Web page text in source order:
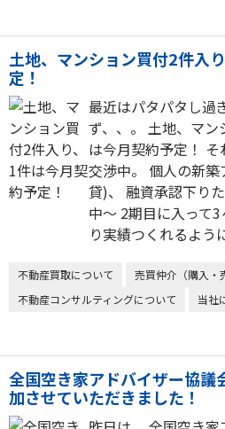
土地、マンション買付2件入
定！
最近はパタパタし過
ず、、。 土地、マ
は今月契約予定！
交渉中。 個人の新
貸)、 融資承認下り
中〜 2期目に入って
り実績つくれるよう
不動産買取について
売買仲介（購入・
不動産コンサルティングについて
当社
全国空き家アドバイザー協議
加させていただきました！